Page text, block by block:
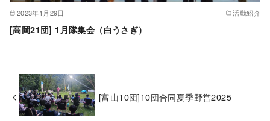
2023年1月29日 活動紹介
[高岡21団] 1月隊集会（白うさぎ）
[富山10団]10団合同夏季野営2025